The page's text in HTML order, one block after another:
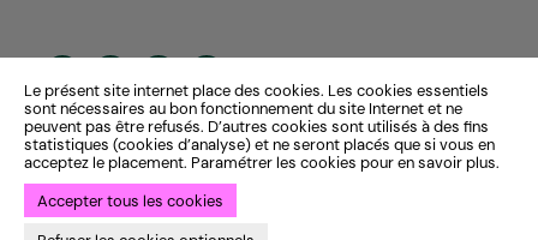
Le présent site internet place des cookies. Les cookies essentiels
sont nécessaires au bon fonctionnement du site Internet et ne
peuvent pas être refusés. D’autres cookies sont utilisés à des fins
statistiques (cookies d’analyse) et ne seront placés que si vous en
acceptez le placement. Paramétrer les cookies pour en savoir plus.
Accepter tous les cookies